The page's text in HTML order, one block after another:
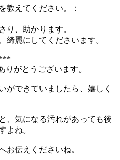
教えてください。：
り、助かります。
綺麗にしてくださいます。
がとうございます。
ができていましたら、嬉しく
、気になる汚れがあっても後
よね。
お伝えくださいね。